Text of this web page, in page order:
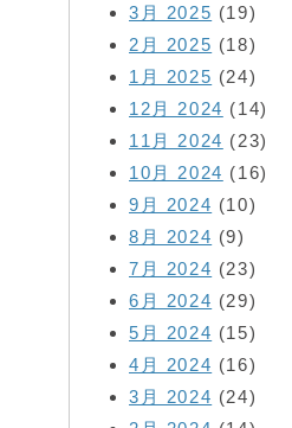
3月 2025 (19)
2月 2025 (18)
1月 2025 (24)
12月 2024 (14)
11月 2024 (23)
10月 2024 (16)
9月 2024 (10)
8月 2024 (9)
7月 2024 (23)
6月 2024 (29)
5月 2024 (15)
4月 2024 (16)
3月 2024 (24)